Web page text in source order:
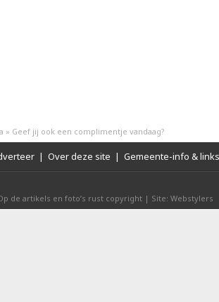
» Geef jij ook een complimentje vandaag?
| Over deze site | Gemeente-info & links
de artikels en foto’s rust copyright | Site: Webstylers